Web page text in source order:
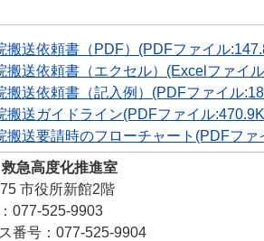
搬送依頼書（PDF）(PDFファイル
搬送依頼書（エクセル）(Excelファイ
搬送依頼書（記入例）(PDFファイル
搬送ガイドライン(PDFファイル
搬送要請時のフローチャート(PDFファ
急高度化推進室
市役所新館2階
077-525-9903
番号：077-525-9904